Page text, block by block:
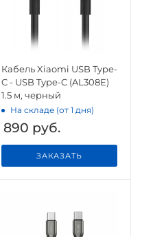
Кабель Xiaomi USB Type-
C - USB Type-C (AL308E)
1.5 м, черный
На складе (от 1 дня)
890 руб.
ЗАКАЗАТЬ